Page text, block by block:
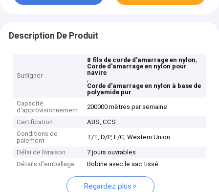
Description De Produit
Surligner
8 fils de corde d'amarrage en nylon,
Corde d'amarrage en nylon pour
navire
,
Corde d'amarrage en nylon à base de
polyamide pur
Capacité
d'approvisionnement
200000 mètres par semaine
Certification
ABS, CCS
Conditions de
paiement
T/T, D/P, L/C, Western Union
Délai de livraison
7 jours ouvrables
Détails d'emballage
Bobine avec le sac tissé
Regardez plus